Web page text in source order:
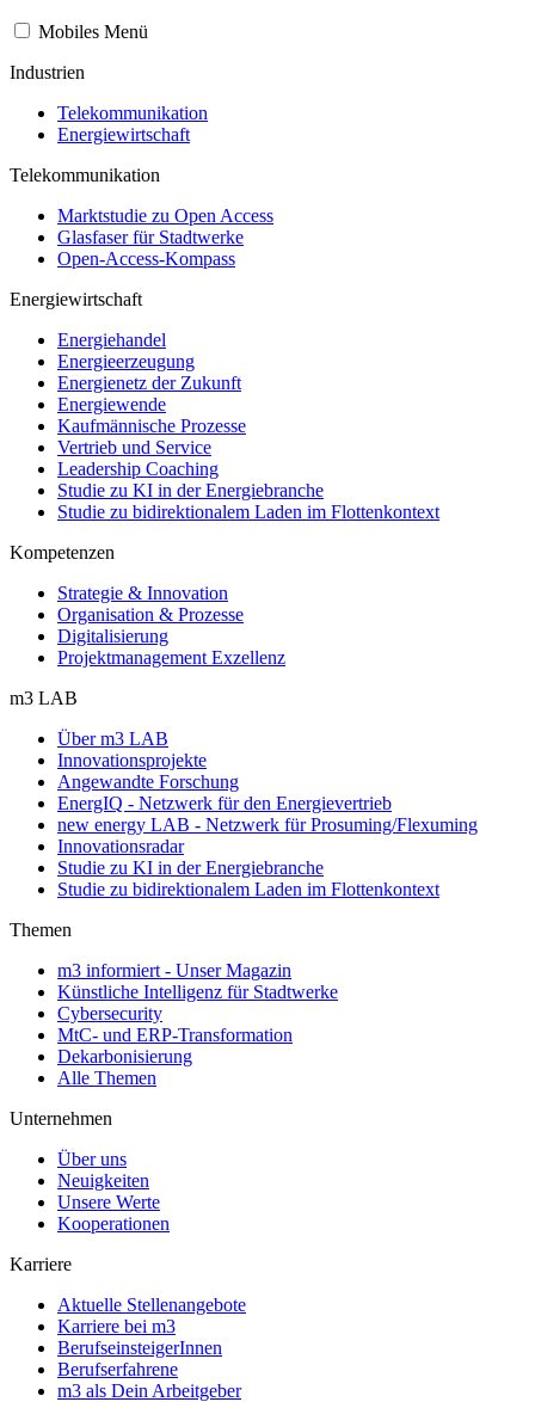
Mobiles Menü
Industrien
Telekommunikation
Energiewirtschaft
Telekommunikation
Marktstudie zu Open Access
Glasfaser für Stadtwerke
Open-Access-Kompass
Energiewirtschaft
Energiehandel
Energieerzeugung
Energienetz der Zukunft
Energiewende
Kaufmännische Prozesse
Vertrieb und Service
Leadership Coaching
Studie zu KI in der Energiebranche
Studie zu bidirektionalem Laden im Flottenkontext
Kompetenzen
Strategie & Innovation
Organisation & Prozesse
Digitalisierung
Projektmanagement Exzellenz
m3 LAB
Über m3 LAB
Innovationsprojekte
Angewandte Forschung
EnergIQ - Netzwerk für den Energievertrieb
new energy LAB - Netzwerk für Prosuming/Flexuming
Innovationsradar
Studie zu KI in der Energiebranche
Studie zu bidirektionalem Laden im Flottenkontext
Themen
m3 informiert - Unser Magazin
Künstliche Intelligenz für Stadtwerke
Cybersecurity
MtC- und ERP-Transformation
Dekarbonisierung
Alle Themen
Unternehmen
Über uns
Neuigkeiten
Unsere Werte
Kooperationen
Karriere
Aktuelle Stellenangebote
Karriere bei m3
BerufseinsteigerInnen
Berufserfahrene
m3 als Dein Arbeitgeber